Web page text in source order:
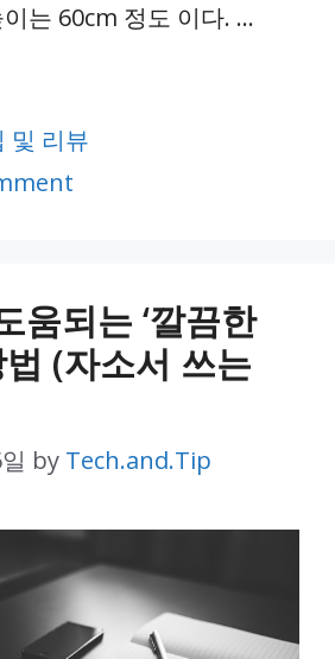
는 60cm 정도 이다. …
및 리뷰
움되는 ‘깔끔한
법 (자소서 쓰는
by Tech.and.Tip